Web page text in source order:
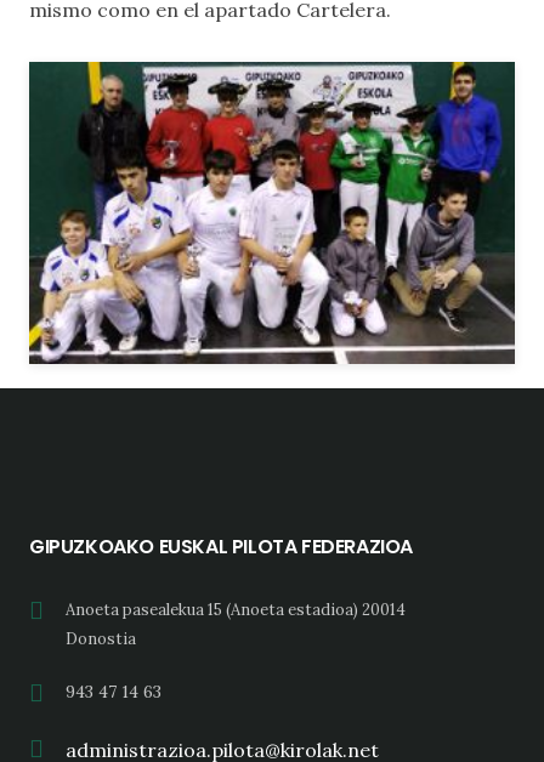
mismo como en el apartado Cartelera.
GIPUZKOAKO EUSKAL PILOTA FEDERAZIOA
Anoeta pasealekua 15 (Anoeta estadioa) 20014
Donostia
943 47 14 63
administrazioa.pilota@kirolak.net